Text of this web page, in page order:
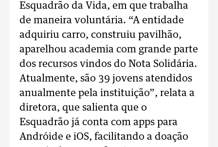
Esquadrão da Vida, em que trabalha
de maneira voluntária. “A entidade
adquiriu carro, construiu pavilhão,
aparelhou academia com grande parte
dos recursos vindos do Nota Solidária.
Atualmente, são 39 jovens atendidos
anualmente pela instituição”, relata a
diretora, que salienta que o
Esquadrão já conta com apps para
Andróide e iOS, facilitando a doação